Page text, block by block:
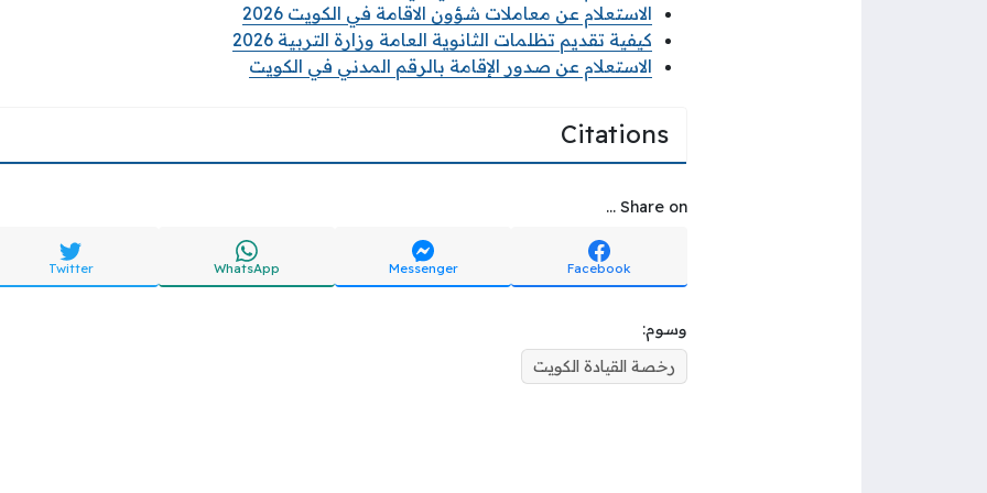
الاستعلام عن معاملات شؤون الاقامة في الكويت 2026
كيفية تقديم تظلمات الثانوية العامة وزارة التربية 2026
الاستعلام عن صدور الإقامة بالرقم المدني في الكويت
Citations
Share on ...
Facebook
Messenger
WhatsApp
Twitter
وسوم:
رخصة القيادة الكويت